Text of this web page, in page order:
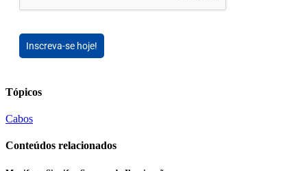
Inscreva-se hoje!
Tópicos
Cabos
Conteúdos relacionados